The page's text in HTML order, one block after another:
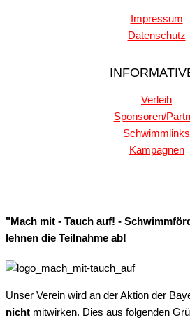
Impressum
Datenschutz
Verleih
Sponsoren/
Schwimmlinks
Kampagnen
"Mach mit - Tauch auf! -
lehnen die Teilnahme ab!
Unser Verein wird an der Aktion der
nicht mitwirken. Dies aus folgenden